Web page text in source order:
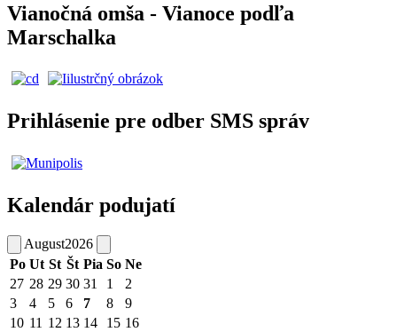
Vianočná omša - Vianoce podľa
Marschalka
Prihlásenie pre odber SMS správ
Kalendár podujatí
August2026
Po Ut St Št Pia So Ne
27 28 29 30 31 1
2
3
4 5 6 7 8
9
10 11 12 13 14 15 16